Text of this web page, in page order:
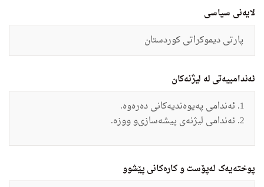
لایەنی سیاسی
پارتى دیموكراتى كوردستان
ئەندامییەتی لە لیژنەکان
ئەندامی په‌یوه‌ندیه‌كانى ده‌ره‌وه.
ئەندامی لیژنه‌ى پیشه‌سازى‌و ووزه.
پوختەیەک لەپۆست و کارەکانی پێشوو